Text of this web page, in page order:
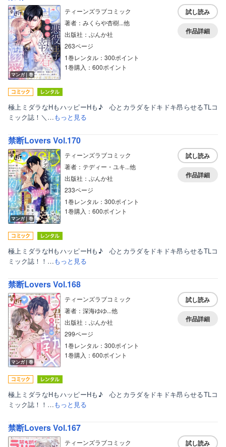
マンガ｜巻
ティーンズラブコミック
著者：みくらや杏樹...他
出版社：ぶんか社
263ページ
1巻レンタル：300ポイント
1巻購入：600ポイント
試し読み
作品詳細
極上ミダラなHもハッピーHも♪ 心とカラダをドキドキ昂らせるTLコ
ミック誌！＼…もっと見る
禁断Lovers Vol.170
マンガ｜巻
ティーンズラブコミック
著者：テディー・ユキ...他
出版社：ぶんか社
233ページ
1巻レンタル：300ポイント
1巻購入：600ポイント
試し読み
作品詳細
極上ミダラなHもハッピーHも♪ 心とカラダをドキドキ昂らせるTLコ
ミック誌！！…もっと見る
禁断Lovers Vol.168
マンガ｜巻
ティーンズラブコミック
著者：深海ゆゆ...他
出版社：ぶんか社
299ページ
1巻レンタル：300ポイント
1巻購入：600ポイント
試し読み
作品詳細
極上ミダラなHもハッピーHも♪ 心とカラダをドキドキ昂らせるTLコ
ミック誌！！…もっと見る
禁断Lovers Vol.167
ティーンズラブコミック
試し読み